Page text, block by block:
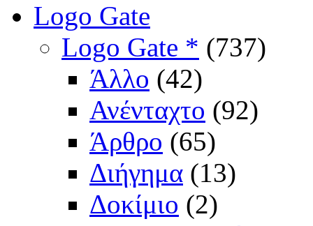
Logo Gate
Logo Gate * (737)
Άλλο (42)
Ανένταχτο (92)
Άρθρο (65)
Διήγημα (13)
Δοκίμιο (2)